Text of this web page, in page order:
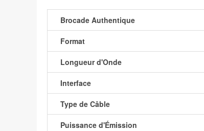
Brocade Authentique
Format
Longueur d'Onde
Interface
Type de Câble
Puissance d'Émission